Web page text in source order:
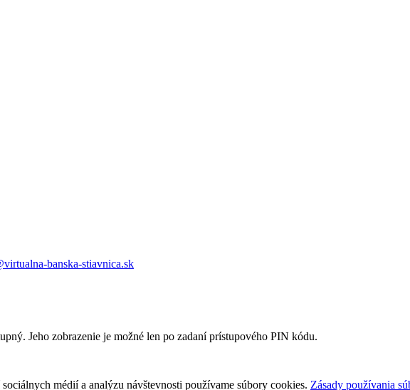
banska-stiavnica.sk
Jeho zobrazenie je možné len po zadaní prístupového PIN kódu.
médií a analýzu návštevnosti používame súbory cookies. Zásady používania